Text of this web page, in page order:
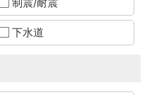
下水道